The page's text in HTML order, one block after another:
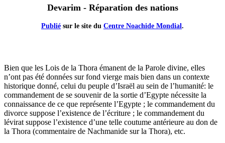
Devarim - Réparation des nations
Publié sur le site du Centre Noachide Mondial .
Bien que les Lois de la Thora émanent de la Parole divine, elles
n’ont pas été données sur fond vierge mais bien dans un contexte
historique donné, celui du peuple d’Israël au sein de l’humanité: le
commandement de se souvenir de la sortie d’Egypte nécessite la
connaissance de ce que représente l’Egypte ; le commandement du
divorce suppose l’existence de l’écriture ; le commandement du
lévirat suppose l’existence d’une telle coutume antérieure au don de
la Thora (commentaire de Nachmanide sur la Thora), etc.